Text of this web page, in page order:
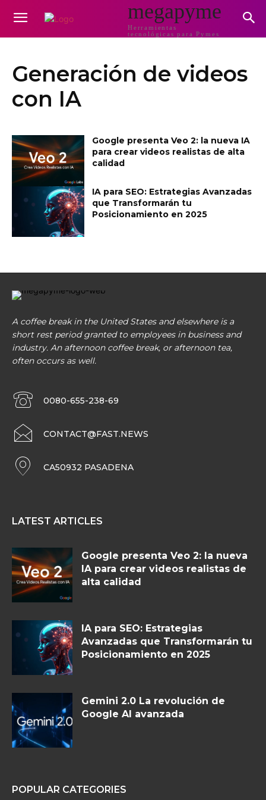
megapyme
Herramientas
tecnológicas para Pymes
Generación de videos
con IA
Google presenta Veo 2: la nueva IA
para crear videos realistas de alta
calidad
IA para SEO: Estrategias Avanzadas
que Transformarán tu
Posicionamiento en 2025
A coffee break in the United States and elsewhere is a
short rest period granted to employees in business and
industry. An afternoon coffee break, or afternoon tea,
often occurs as well.
0080-655-238-69
CONTACT@FAST.NEWS
CA50932 PASADENA
LATEST ARTICLES
Google presenta Veo 2: la nueva
IA para crear videos realistas de
alta calidad
IA para SEO: Estrategias
Avanzadas que Transformarán tu
Posicionamiento en 2025
Gemini 2.0 La revolución de
Google AI avanzada
POPULAR CATEGORIES